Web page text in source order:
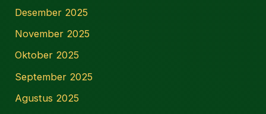
Desember 2025
November 2025
Oktober 2025
September 2025
Agustus 2025